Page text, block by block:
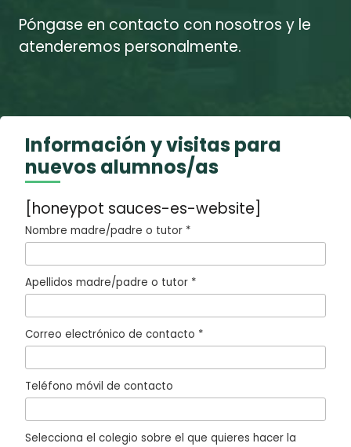
Póngase en contacto con nosotros y le
atenderemos personalmente.
Información y visitas para
nuevos alumnos/as
[honeypot sauces-es-website]
Nombre madre/padre o tutor *
Apellidos madre/padre o tutor *
Correo electrónico de contacto *
Teléfono móvil de contacto
Selecciona el colegio sobre el que quieres hacer la